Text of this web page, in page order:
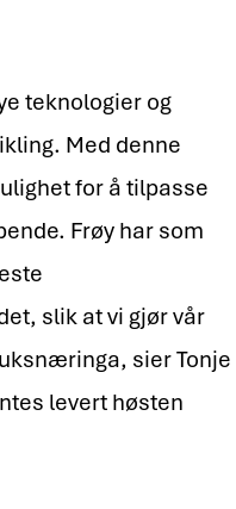
teknologier og
Med denne
for å tilpasse
Frøy har som
slik at vi gjør vår
sier Tonje
levert høsten